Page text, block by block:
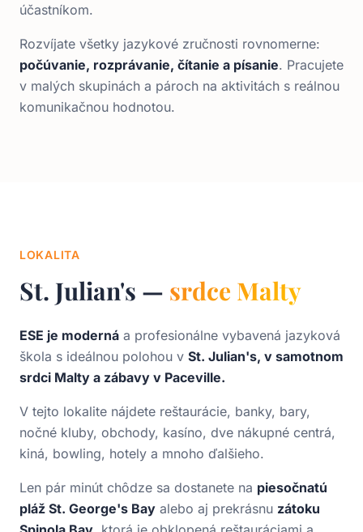
účastníkom.
Rozvíjate všetky jazykové zručnosti rovnomerne:
počúvanie, rozprávanie, čítanie a písanie. Pracujete
v malých skupinách a pároch na aktivitách s reálnou
komunikačnou hodnotou.
LOKALITA
St. Julian's — srdce Malty
ESE je moderná a profesionálne vybavená jazyková
škola s ideálnou polohou v St. Julian's, v samotnom
srdci Malty a zábavy v Paceville.
V tejto lokalite nájdete reštaurácie, banky, bary,
nočné kluby, obchody, kasíno, dve nákupné centrá,
kiná, bowling, hotely a mnoho ďalšieho.
Len pár minút chôdze sa dostanete na piesočnatú
pláž St. George's Bay alebo aj prekrásnu zátoku